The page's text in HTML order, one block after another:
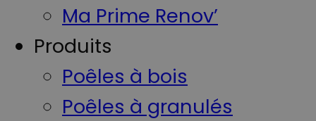
Ma Prime Renov’
Produits
Poêles à bois
Poêles à granulés